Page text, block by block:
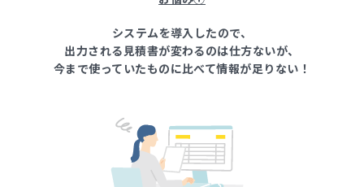
システムを導入したので、
出力される見積書が変わるのは仕方ないが、
今まで使っていたものに比べて情報が足りない！